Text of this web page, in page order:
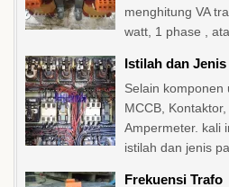
menghitung VA
watt, 1 phase ,
Istilah dan
Selain komponen
MCCB,
Ampermeter. kali
istilah dan jenis
Frekuensi Trafo